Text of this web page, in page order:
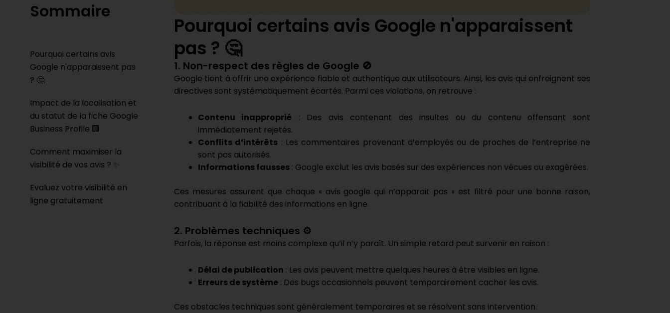
Sommaire
Pourquoi certains avis
Google n'apparaissent pas
? 🤔
Impact de la localisation et
du statut de la fiche Google
Business Profile 🏢
Comment maximiser la
visibilité de vos avis ? ✨
Evaluez votre visibilité en
ligne gratuitement
Pourquoi certains avis Google n'apparaissent
pas ? 🤔
1. Non-respect des règles de Google 🚫
Google tient à offrir une expérience fiable et authentique aux utilisateurs. Ainsi, les avis qui enfreignent ses
directives sont systématiquement écartés. Parmi ces violations, on retrouve :
Contenu inapproprié : Des avis contenant des insultes ou du contenu offensant sont
immédiatement rejetés.
Conflits d’intérêts : Les commentaires provenant d’employés ou de proches de l’entreprise ne
sont pas autorisés.
Informations fausses: Google exclut les avis basés sur des expériences non vécues ou exagérées.
Ces mesures assurent que chaque « avis google qui n’apparait pas » est filtré pour une bonne raison,
contribuant à la fiabilité des informations en ligne.
2. Problèmes techniques ⚙️
Parfois, la réponse est moins complexe qu’il n’y paraît. Un simple retard peut survenir en raison :
Délai de publication : Les avis peuvent mettre quelques heures à être visibles en ligne.
Erreurs de système: Des bugs occasionnels peuvent temporairement cacher les avis.
Ces obstacles techniques sont généralement temporaires et se résolvent sans intervention.